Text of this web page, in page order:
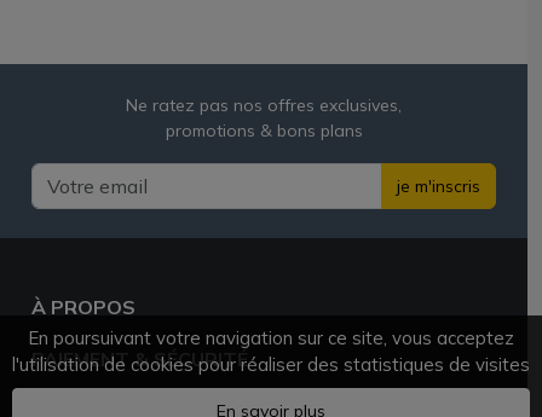
Ne ratez pas nos offres exclusives,
promotions & bons plans
je m'inscris
À PROPOS
PAIEMENT & SÉCURITÉ
En poursuivant votre navigation sur ce site, vous acceptez
l'utilisation de cookies pour réaliser des statistiques de visites
En savoir plus